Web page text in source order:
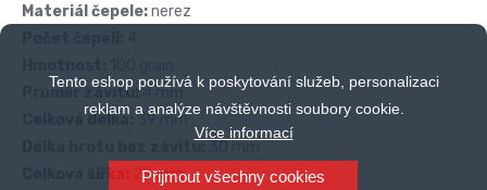
Tento eshop používá k poskytování služeb, personalizaci
reklam a analýze návštěvnosti soubory cookie.
Více informací
Přijmout všechny cookies
Materiál čepele:nerez
Průměr závitu: 4 mm
Celková délka:39 mm
29 mm